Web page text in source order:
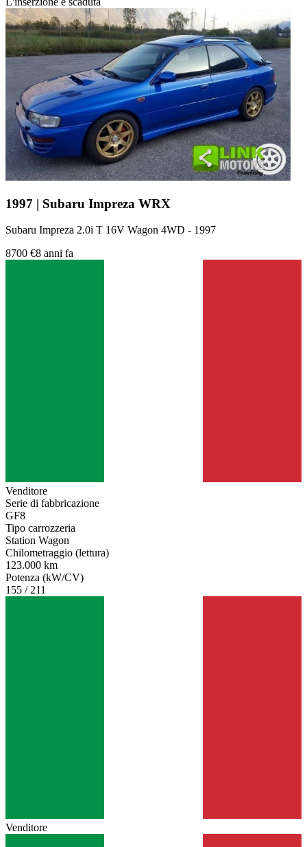
1997 | Subaru Impreza WRX
Subaru Impreza 2.0i T 16V Wagon 4WD - 1997
8700 €8 anni fa
Venditore
Serie di fabbricazione
GF8
Tipo carrozzeria
Station Wagon
Chilometraggio (lettura)
123.000 km
Potenza (kW/CV)
155 / 211
Venditore